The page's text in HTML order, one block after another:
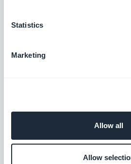
Statistics
Marketing
Allow all
Allow
Corrección de un
provocaba un crash
recepción de una
sobre Android Oreo.
En el navegador